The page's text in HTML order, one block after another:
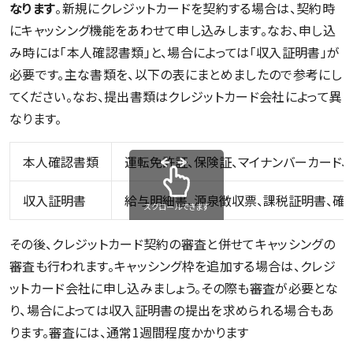
なります。新規にクレジットカードを契約する場合は、契約時
にキャッシング機能をあわせて申し込みします。なお、申し込
み時には「本人確認書類」と、場合によっては「収入証明書」が
必要です。主な書類を、以下の表にまとめましたので参考にし
てください。なお、提出書類はクレジットカード会社によって異
なります。
本人確認書類 運転免許証、保険証、マイナンバーカード
収入証明書 給与明細書、源泉徴収票、課税証明書、
スクロールできます
その後、クレジットカード契約の審査と併せてキャッシングの
審査も行われます。キャッシング枠を追加する場合は、クレジ
ットカード会社に申し込みましょう。その際も審査が必要とな
り、場合によっては収入証明書の提出を求められる場合もあ
ります。審査には、通常1週間程度かかります